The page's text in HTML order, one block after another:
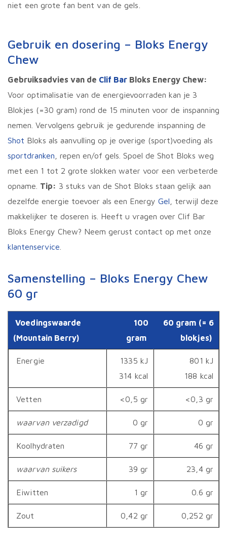
niet een grote fan bent van de gels.
Gebruik en dosering – Bloks Energy
Chew
Gebruiksadvies van de Clif Bar Bloks Energy Chew:
Voor optimalisatie van de energievoorraden kan je 3
Blokjes (=30 gram) rond de 15 minuten voor de inspanning
nemen. Vervolgens gebruik je gedurende inspanning de
Shot Bloks als aanvulling op je overige (sport)voeding als
sportdranken , repen en/of gels. Spoel de Shot Bloks weg
met een 1 tot 2 grote slokken water voor een verbeterde
opname. Tip: 3 stuks van de Shot Bloks staan gelijk aan
dezelfde energie toevoer als een Energy Gel , terwijl deze
makkelijker te doseren is. Heeft u vragen over Clif Bar
Bloks Energy Chew? Neem gerust contact op met onze
klantenservice
Samenstelling – Bloks Energy Chew
60 gr
Voedingswaarde
(Mountain Berry)
100
gram
60 gram (= 6
blokjes)
Energie
1335 kJ
314 kcal
801 kJ
188 kcal
Vetten <0,5 gr <0,3 gr
waarvan verzadigd 0 gr 0 gr
Koolhydraten 77 gr 46 gr
waarvan suikers 39 gr 23,4 gr
Eiwitten 1 gr 0.6 gr
Zout 0,42 gr 0,252 gr